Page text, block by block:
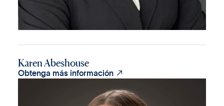
Karen Abeshouse
Obtenga más información 